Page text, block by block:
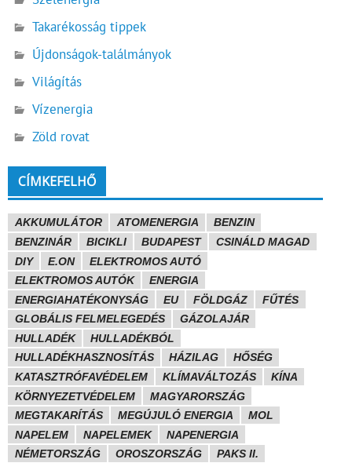
Takarékosság tippek
Újdonságok-találmányok
Világítás
Vízenergia
Zöld rovat
CÍMKEFELHŐ
AKKUMULÁTOR ATOMENERGIA
BENZIN
BENZINÁR
BICIKLI BUDAPEST
CSINÁLD MAGAD
DIY
E.ON
ELEKTROMOS AUTÓ
ELEKTROMOS AUTÓK
ENERGIA
ENERGIAHATÉKONYSÁG
EU FÖLDGÁZ
FŰTÉS
GLOBÁLIS FELMELEGEDÉS
GÁZOLAJÁR
HULLADÉK
HULLADÉKBÓL
HULLADÉKHASZNOSÍTÁS
HÁZILAG
HŐSÉG
KATASZTRÓFAVÉDELEM
KLÍMAVÁLTOZÁS
KÍNA
KÖRNYEZETVÉDELEM
MAGYARORSZÁG
MEGTAKARÍTÁS
MEGÚJULÓ ENERGIA
MOL
NAPELEM
NAPELEMEK
NAPENERGIA
NÉMETORSZÁG
OROSZORSZÁG
PAKS II.